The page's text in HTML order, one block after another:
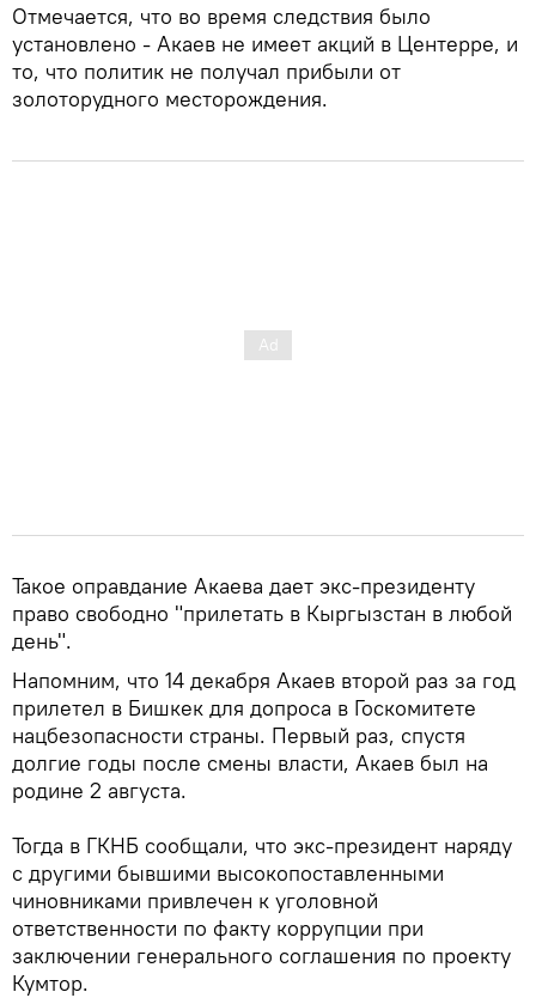
Отмечается, что во время следствия было
установлено - Акаев не имеет акций в Центерре, и
то, что политик не получал прибыли от
золоторудного месторождения.
Такое оправдание Акаева дает экс-президенту
право свободно "прилетать в Кыргызстан в любой
день".
Напомним, что 14 декабря Акаев второй раз за год
прилетел в Бишкек для допроса в Госкомитете
нацбезопасности страны. Первый раз, спустя
долгие годы после смены власти, Акаев был на
родине 2 августа.
Тогда в ГКНБ сообщали, что экс-президент наряду
с другими бывшими высокопоставленными
чиновниками привлечен к уголовной
ответственности по факту коррупции при
заключении генерального соглашения по проекту
Кумтор.